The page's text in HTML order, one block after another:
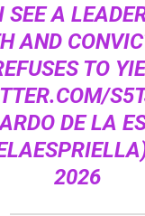
SEE A
AND
TO
DE LA
2026